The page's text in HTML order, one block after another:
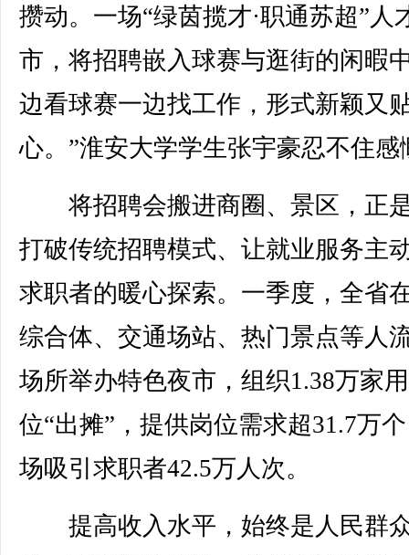
攒动。一场“绿茵揽才·职通苏超”人
市，将招聘嵌入球赛与逛街的闲暇
边看球赛一边找工作，形式新颖又
心。”淮安大学学生张宇豪忍不住感
将招聘会搬进商圈、景区，正
打破传统招聘模式、让就业服务主
求职者的暖心探索。一季度，全省
综合体、交通场站、热门景点等人
场所举办特色夜市，组织1.38万家
位“出摊”，提供岗位需求超31.7万
场吸引求职者42.5万人次。
提高收入水平，始终是人民群